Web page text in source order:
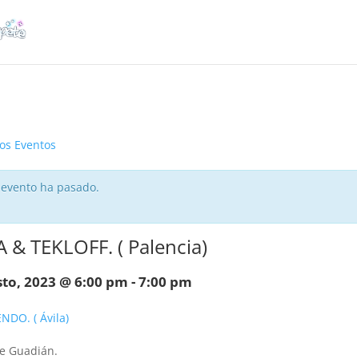
Eventos
ha pasado.
& TEKLOFF. ( Palencia)
2023 @ 6:00 pm -7:00 pm
( Ávila)
Guadián.